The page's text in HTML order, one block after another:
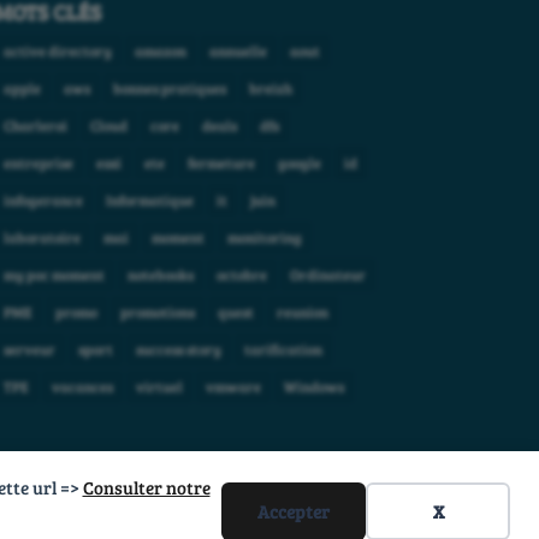
url =>Consulter notre
Accepter X
CLÉS
active directory amazon annuelle
aout
apple
aws bonnes pratiques
breizh
Charleroi
Cloud core deals
dfs
entreprise
esxi ete fermeture google
id
infogerance
Informatique it
juin
laboratoire
mai moment
monitoring
my poc moment
notebooks octobre
Ordinateur
PME
promo promotions quest
reunion
serveur
sport success story
tarification
TPE
vacances virtuel vmware Windows